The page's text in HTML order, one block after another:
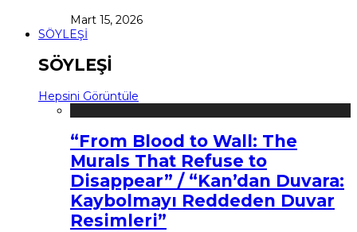
Mart 15, 2026
SÖYLEŞİ
SÖYLEŞİ
Hepsini Görüntüle
“From Blood to Wall: The
Murals That Refuse to
Disappear” / “Kan’dan Duvara:
Kaybolmayı Reddeden Duvar
Resimleri”